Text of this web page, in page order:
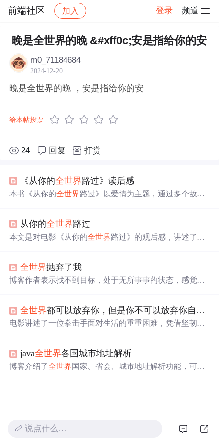
前端社区 加入 登录 频道
社区 前端社区 感慨 帖子详情
晚是全世界的晚 &#xff0c;安是指给你的安
m0_71184684
2024-12-20
晚是全世界的晚 ，安是指给你的安
给本帖投票
24 回复 打赏
《从你的全世界路过》读后感
本书《从你的全世界路过》以爱情为主题，通过多个故事
评价褒贬不一，但其对于青春与爱情的描绘仍令人回味。
从你的全世界路过
本文是对电影《从你的全世界路过》的观后感，讲述了主
全世界抛弃了我
博客作者表示找不到目标，处于无所事事的状态，感觉被
全世界都可以放弃你，但是你不可以放弃你自己！
电影讲述了一位拳击手面对生活的重重困难，凭借坚韧不
java全世界各国城市地址解析
博客介绍了全世界 国家、省会、城市地址解析功能，可用
说点什么…